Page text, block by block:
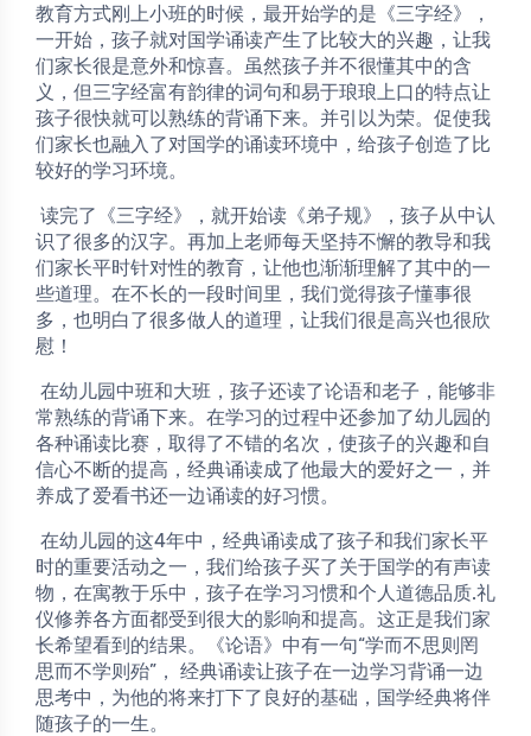
教育方式刚上小班的时候，最开始学的是《三字经》，
一开始，孩子就对国学诵读产生了比较大的兴趣，让我
们家长很是意外和惊喜。虽然孩子并不很懂其中的含
义，但三字经富有韵律的词句和易于琅琅上口的特点让
孩子很快就可以熟练的背诵下来。并引以为荣。促使我
们家长也融入了对国学的诵读环境中，给孩子创造了比
较好的学习环境。
识了很多的汉字。再加上老师每天坚持不懈的教导和我
们家长平时针对性的教育，让他也渐渐理解了其中的一
些道理。在不长的一段时间里，我们觉得孩子懂事很
多，也明白了很多做人的道理，让我们很是高兴也很欣
慰！
常熟练的背诵下来。在学习的过程中还参加了幼儿园的
各种诵读比赛，取得了不错的名次，使孩子的兴趣和自
信心不断的提高，经典诵读成了他最大的爱好之一，并
养成了爱看书还一边诵读的好习惯。
时的重要活动之一，我们给孩子买了关于国学的有声读
物，在寓教于乐中，孩子在学习习惯和个人道德品质.礼
仪修养各方面都受到很大的影响和提高。这正是我们家
长希望看到的结果。《论语》中有一句“学而不思则罔
思而不学则殆”， 经典诵读让孩子在一边学习背诵一边
思考中，为他的将来打下了良好的基础，国学经典将伴
随孩子的一生。